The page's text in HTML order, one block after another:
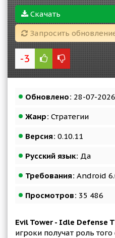
Скачать
Запросить
-3
Обновлено: 28-07-
Жанр: Стратегии
Версия: 0.10.11
Русский язык: Да
Требования: Android
Просмотров: 35 486
Evil Tower - Idle Defense
игроки получат роль